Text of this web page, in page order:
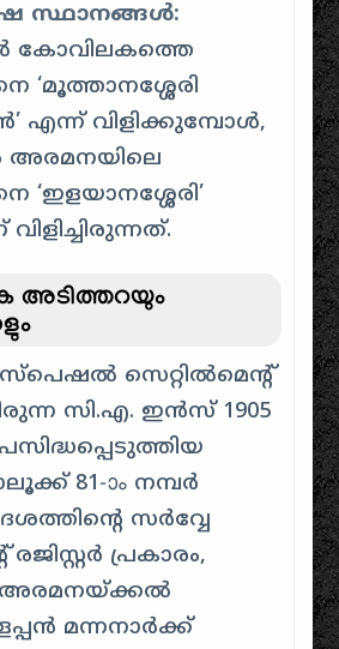
സ്ഥാനങ്ങൾ:
കോവിലകത്തെ
‘മൂത്താനശ്ശേരി
എന്ന് വിളിക്കുമ്പോൾ,
അരമനയിലെ
‘ഇളയാനശ്ശേരി’
അടിത്തറയും
സെറ്റിൽമെന്റ്
സി.എ. ഇൻസ് 1905
81-ാം നമ്പർ
സർവ്വേ
രജിസ്റ്റർ പ്രകാരം,
അരമനയ്ക്കൽ
മന്നനാർക്ക്